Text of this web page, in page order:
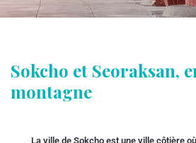
Sokcho et Seoraksan,
montagne
La ville de Sokcho est une ville côtière